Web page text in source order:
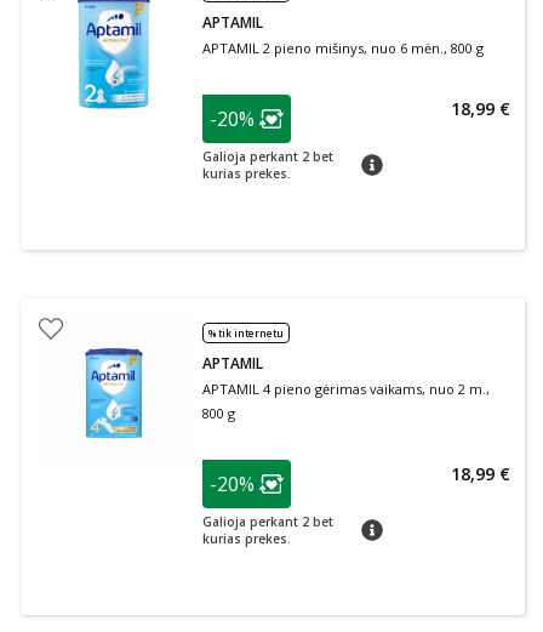
APTAMIL
APTAMIL 2 pieno mišinys, nuo 6 mėn., 800 g
patarimas
Lojalumo klubo narių nuolaida
-20%
Galioja perkant 2 bet
kurias prekes.
patarimas
18,99 €
% tik internetu
APTAMIL
APTAMIL 4 pieno gėrimas vaikams, nuo 2 m.,
800 g
patarimas
Lojalumo klubo narių nuolaida
-20%
Galioja perkant 2 bet
kurias prekes.
patarimas
18,99 €